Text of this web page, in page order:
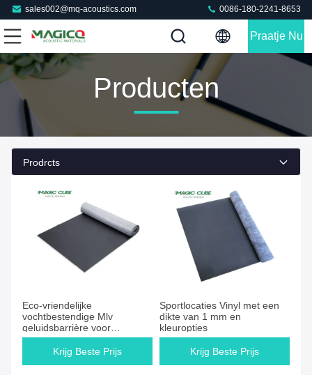
sales002@mq-acoustics.com 0086-180-2241-8653
Praatje Nu
Producten
Prodrcts
Eco-vriendelijke
vochtbestendige Mlv
geluidsbarrière voor
geluidsisolatie oplossing
Krijg Beste Prijs
Sportlocaties Vinyl met een
dikte van 1 mm en
kleuropties
Krijg Beste Prijs